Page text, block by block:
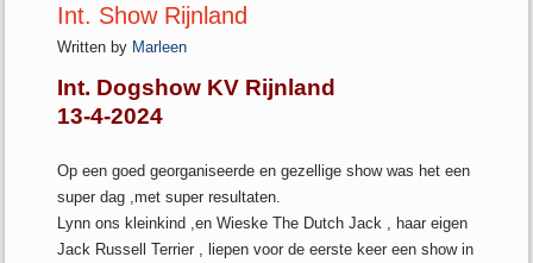
Int. Show Rijnland
Written by Marleen
Int. Dogshow KV Rijnland
13-4-2024
Op een goed georganiseerde en gezellige show was het een
super dag ,met super resultaten.
Lynn ons kleinkind ,en Wieske The Dutch Jack , haar eigen
Jack Russell Terrier , liepen voor de eerste keer een show in